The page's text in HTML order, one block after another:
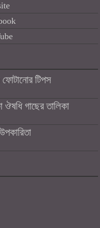
টিপস
ঔষধি গাছের তালিকা